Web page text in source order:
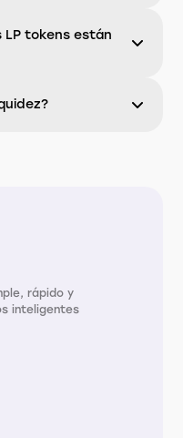
LP tokens están
rápido y
inteligentes